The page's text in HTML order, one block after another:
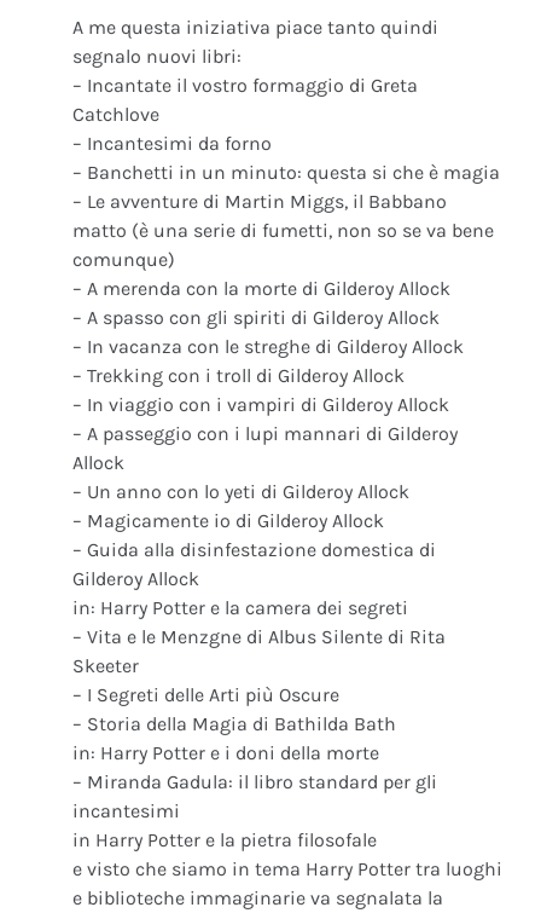
A me questa iniziativa piace tanto quindi
segnalo nuovi libri:
– Incantate il vostro formaggio di Greta
Catchlove
– Incantesimi da forno
– Banchetti in un minuto: questa si che è magia
– Le avventure di Martin Miggs, il Babbano
matto (è una serie di fumetti, non so se va bene
comunque)
– A merenda con la morte di Gilderoy Allock
– A spasso con gli spiriti di Gilderoy Allock
– In vacanza con le streghe di Gilderoy Allock
– Trekking con i troll di Gilderoy Allock
– In viaggio con i vampiri di Gilderoy Allock
– A passeggio con i lupi mannari di Gilderoy
Allock
– Un anno con lo yeti di Gilderoy Allock
– Magicamente io di Gilderoy Allock
– Guida alla disinfestazione domestica di
Gilderoy Allock
in: Harry Potter e la camera dei segreti
– Vita e le Menzgne di Albus Silente di Rita
Skeeter
– I Segreti delle Arti più Oscure
– Storia della Magia di Bathilda Bath
in: Harry Potter e i doni della morte
– Miranda Gadula: il libro standard per gli
incantesimi
in Harry Potter e la pietra filosofale
e visto che siamo in tema Harry Potter tra luoghi
e biblioteche immaginarie va segnalata la